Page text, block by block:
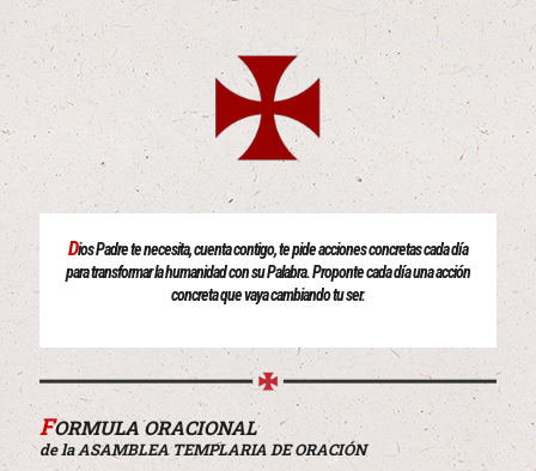
Dios Padre te necesita, cuenta contigo, te pide acciones concretas cada día
para transformar la humanidad con su Palabra. Proponte cada día una acción
concreta que vaya cambiando tu ser.
FORMULA ORACIONAL
de la ASAMBLEA TEMPLARIA DE ORACIÓN